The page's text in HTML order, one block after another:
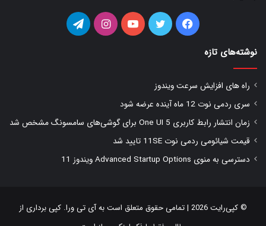
فیس توییتر یوتیوب اینستاگرامتلگرام
نوشته‌های تازه
راه های افزایش سرعت ویندوز
سری ردمی نوت 12 ماه آینده عرضه شود
زمان انتشار رابط کاربری One UI 5 برای گوشی‌های سامسونگ مشخص شد
قیمت شیائومی ردمی نوت 11SE تایید شد
دسترسی به منوی Advanced Startup Options ویندوز 11
© کپی‌رایت 2026 | تمامی حقوق متعلق است به آی تی ورا. کپی برداری از